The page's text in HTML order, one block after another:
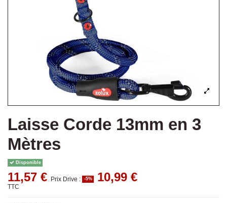
Laisse Corde 13mm en 3
Mètres
Disponible
11,57 € Prix Drive : -5% 10,99 €
TTC